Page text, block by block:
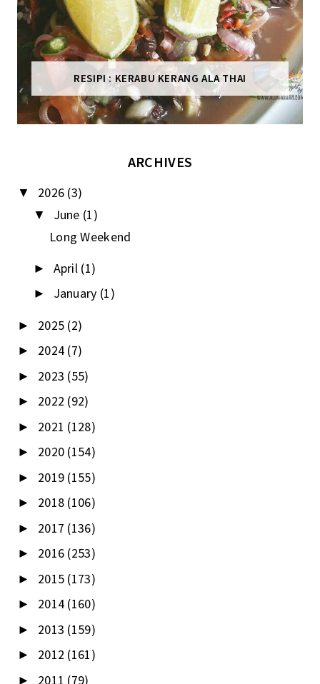
RESIPI : KERABU KERANG ALA THAI
ARCHIVES
▼ 2026 (3)
▼ June (1)
Long Weekend
► April (1)
► January (1)
► 2025 (2)
► 2024 (7)
► 2023 (55)
► 2022 (92)
► 2021 (128)
► 2020 (154)
► 2019 (155)
► 2018 (106)
► 2017 (136)
► 2016 (253)
► 2015 (173)
► 2014 (160)
► 2013 (159)
► 2012 (161)
► 2011 (79)